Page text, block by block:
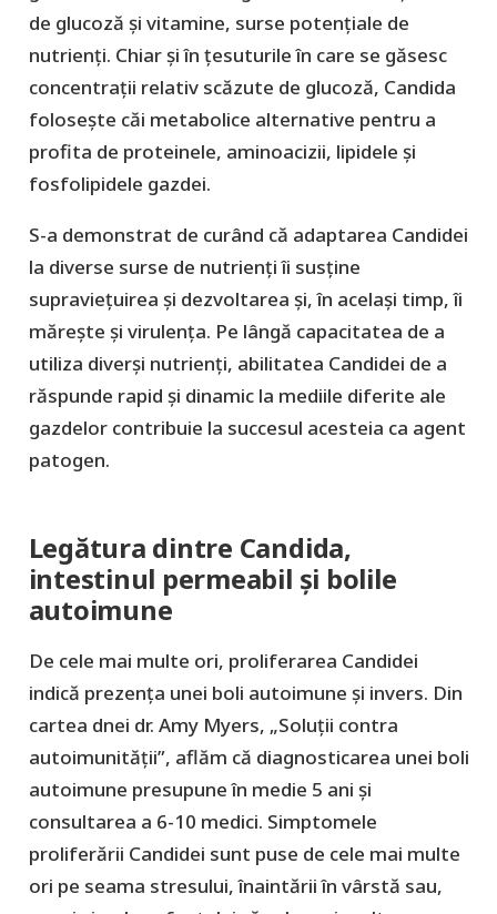
de glucoză și vitamine, surse potențiale de
nutrienți. Chiar și în țesuturile în care se găsesc
concentrații relativ scăzute de glucoză, Candida
folosește căi metabolice alternative pentru a
profita de proteinele, aminoacizii, lipidele și
fosfolipidele gazdei.
S-a demonstrat de curând că adaptarea Candidei
la diverse surse de nutrienți îi susține
supraviețuirea și dezvoltarea și, în același timp, îi
mărește și virulența. Pe lângă capacitatea de a
utiliza diverși nutrienți, abilitatea Candidei de a
răspunde rapid și dinamic la mediile diferite ale
gazdelor contribuie la succesul acesteia ca agent
patogen.
Legătura dintre Candida,
intestinul permeabil și bolile
autoimune
De cele mai multe ori, proliferarea Candidei
indică prezența unei boli autoimune și invers. Din
cartea dnei dr. Amy Myers, „Soluții contra
autoimunității”, aflăm că diagnosticarea unei boli
autoimune presupune în medie 5 ani și
consultarea a 6-10 medici. Simptomele
proliferării Candidei sunt puse de cele mai multe
ori pe seama stresului, înaintării în vârstă sau,